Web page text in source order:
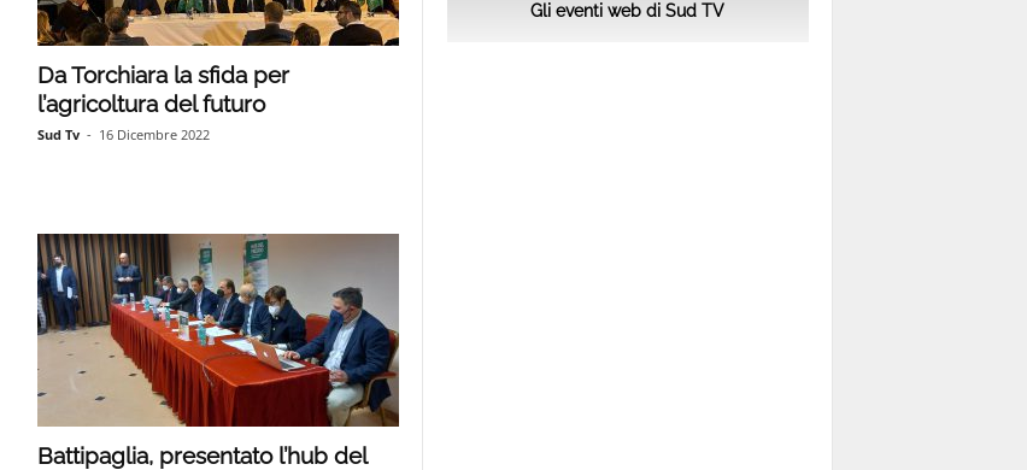
Da Torchiara la sfida per
l’agricoltura del futuro
Sud Tv - 16 Dicembre 2022
Battipaglia, presentato l’hub del
Gli eventi web di Sud TV